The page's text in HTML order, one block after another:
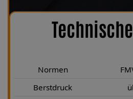
Normen
Berstdruck